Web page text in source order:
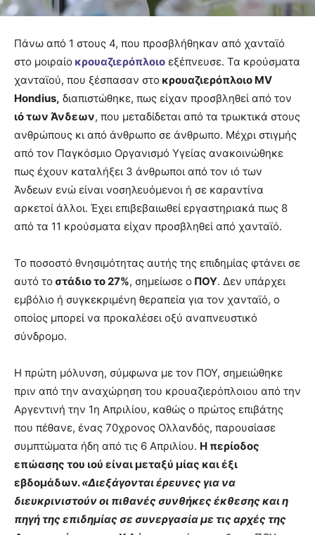
Πάνω από 1 στους 4, που προσβλήθηκαν από χανταϊό
στο μοιραίο κρουαζιερόπλοιο εξέπνευσε. Τα κρούσματα
χανταϊού, που ξέσπασαν στο κρουαζιερόπλοιο MV
Hondius, διαπιστώθηκε, πως είχαν προσβληθεί από τον
ιό των Άνδεων, που μεταδίδεται από τα τρωκτικά στους
ανθρώπους κι από άνθρωπο σε άνθρωπο. Μέχρι στιγμής
από τον Παγκόσμιο Οργανισμό Υγείας ανακοινώθηκε
πως έχουν καταλήξει 3 άνθρωποι από τον ιό των
Άνδεων ενώ είναι νοσηλευόμενοι ή σε καραντίνα
αρκετοί άλλοι. Έχει επιβεβαιωθεί εργαστηριακά πως 8
από τα 11 κρούσματα είχαν προσβληθεί από χανταϊό.
Το ποσοστό θνησιμότητας αυτής της επιδημίας φτάνει σε
αυτό το στάδιο το 27%, σημείωσε ο ΠΟΥ. Δεν υπάρχει
εμβόλιο ή συγκεκριμένη θεραπεία για τον χανταϊό, ο
οποίος μπορεί να προκαλέσει οξύ αναπνευστικό
σύνδρομο.
Η πρώτη μόλυνση, σύμφωνα με τον ΠΟΥ, σημειώθηκε
πριν από την αναχώρηση του κρουαζιερόπλοιου από την
Αργεντινή την 1η Απριλίου, καθώς ο πρώτος επιβάτης
που πέθανε, ένας 70χρονος Ολλανδός, παρουσίασε
συμπτώματα ήδη από τις 6 Απριλίου. Η περίοδος
επώασης του ιού είναι μεταξύ μίας και έξι
εβδομάδων.«Διεξάγονται έρευνες για να
διευκρινιστούν οι πιθανές συνθήκες έκθεσης και η
πηγή της επιδημίας σε συνεργασία με τις αρχές της